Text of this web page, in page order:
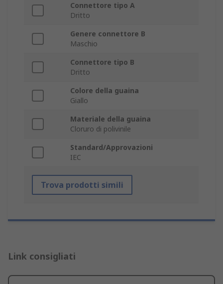
Connettore tipo A
Dritto
Genere connettore B
Maschio
Connettore tipo B
Dritto
Colore della guaina
Giallo
Materiale della guaina
Cloruro di polivinile
Standard/Approvazioni
IEC
Trova prodotti simili
Link consigliati